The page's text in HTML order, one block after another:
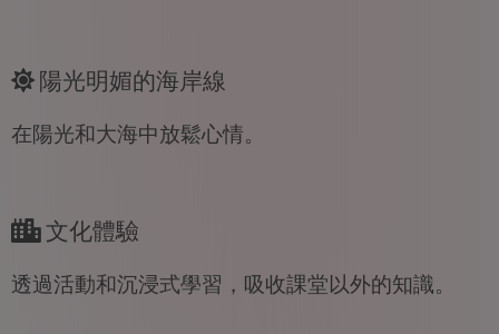
陽光明媚的海岸線
在陽光和大海中放鬆心情。
文化體驗
透過活動和沉浸式學習，吸收課堂以外的知識。